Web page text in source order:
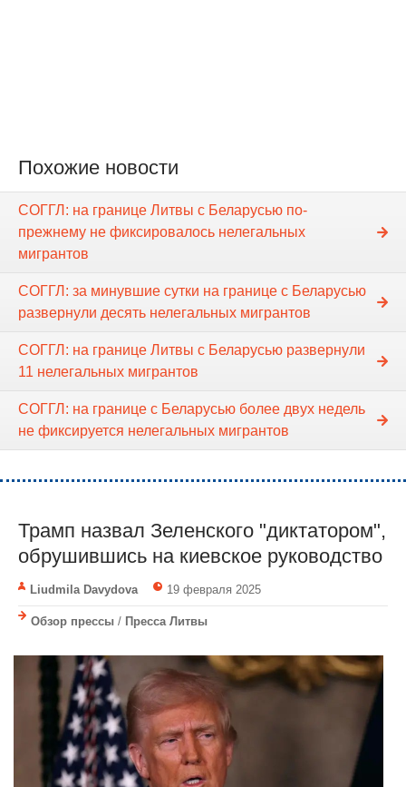
Похожие новости
СОГГЛ: на границе Литвы с Беларусью по-
прежнему не фиксировалось нелегальных
мигрантов
СОГГЛ: за минувшие сутки на границе с Беларусью
развернули десять нелегальных мигрантов
СОГГЛ: на границе Литвы с Беларусью развернули
11 нелегальных мигрантов
СОГГЛ: на границе с Беларусью более двух недель
не фиксируется нелегальных мигрантов
Трамп назвал Зеленского "диктатором",
обрушившись на киевское руководство
Liudmila Davydova 19 февраля 2025
Обзор прессы / Пресса Литвы